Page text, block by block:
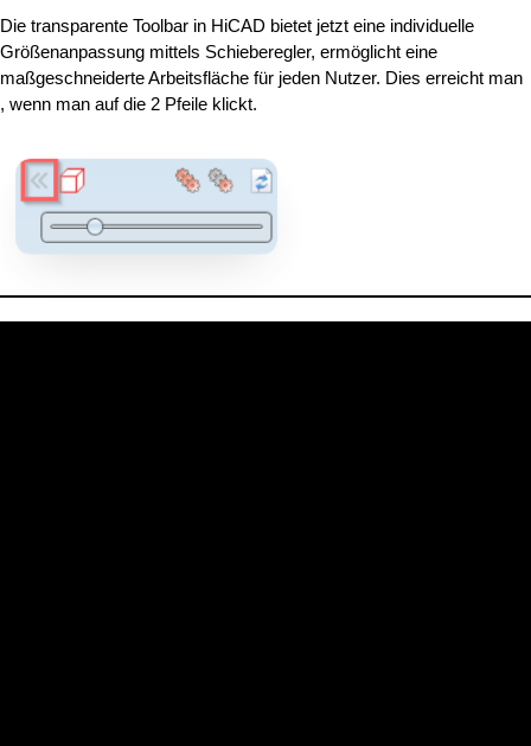
Die transparente Toolbar in HiCAD bietet jetzt eine individuelle
Größenanpassung mittels Schieberegler, ermöglicht eine
maßgeschneiderte Arbeitsfläche für jeden Nutzer. Dies erreicht man
, wenn man auf die 2 Pfeile klickt.